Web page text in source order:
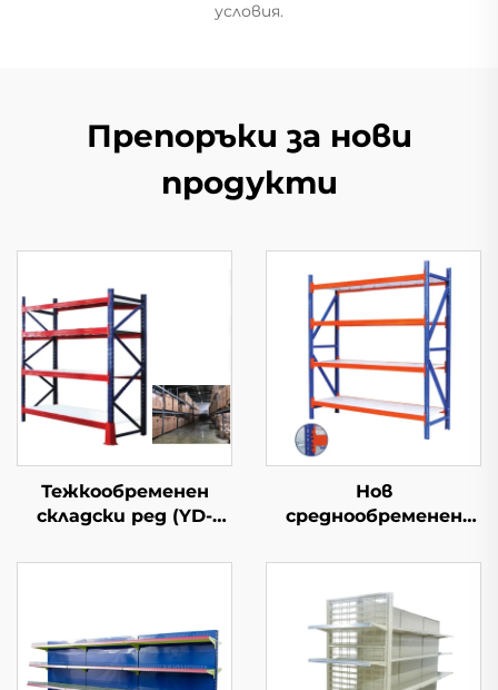
условия.
Препоръки за нови
продукти
Тежкообременен
складски ред (YD-
Нов
среднообременен